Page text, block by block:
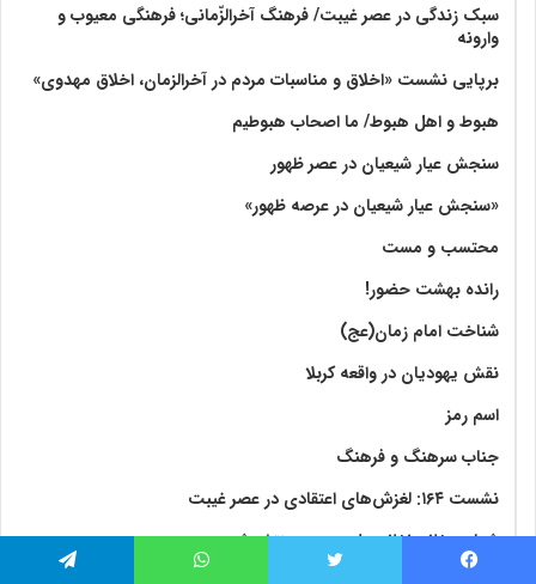
سبک زندگی در عصر غیبت/ فرهنگ آخرالزّمانی؛ فرهنگی معیوب و
وارونه
برپایی نشست «اخلاق و مناسبات مردم در آخرالزمان، اخلاق مهدوی»
هبوط و اهل هبوط/ ما اصحاب هبوطیم
سنجش عیار شیعیان در عصر ظهور
«سنجش عیار شیعیان در عرصه ظهور»
محتسب و مست
رانده بهشت‌ حضور!
شناخت امام زمان(عج)
نقش یهودیان در واقعه کربلا
اسم رمز
جناب سرهنگ و فرهنگ
نشست ۱۶۴: لغزش‌های اعتقادی در عصر غیبت
شماره ۲۸۰ و ۲۸۱ مجله موعود منتشر شد